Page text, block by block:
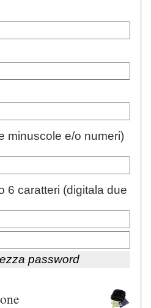
minuscole e/o numeri)
6 caratteri (digitala due
password